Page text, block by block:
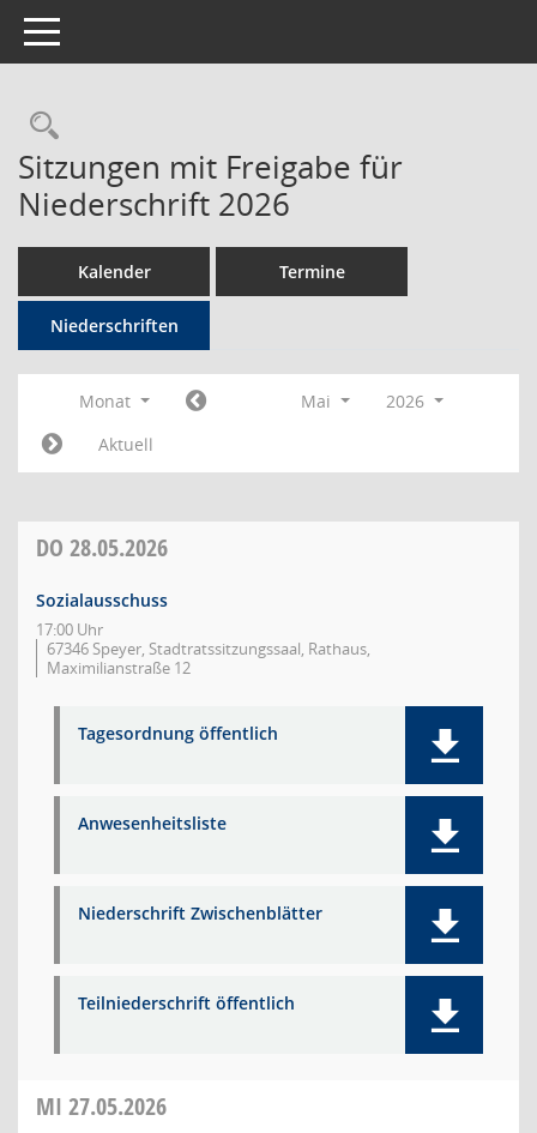
Toggle navigation
Rechercheauswahl
Sitzungen mit Freigabe für
Niederschrift 2026
Kalender Termine
Niederschriften
Monat Mai
2026
Aktuell
DO 28.05.2026
Sozialausschuss
17:00 Uhr
67346 Speyer, Stadtratssitzungssaal, Rathaus,
Maximilianstraße 12
Tagesordnung öffentlich
Anwesenheitsliste
Niederschrift Zwischenblätter
Teilniederschrift öffentlich
MI 27.05.2026